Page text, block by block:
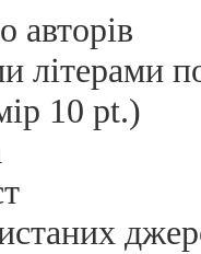
авторів
літерами
10 pt.)